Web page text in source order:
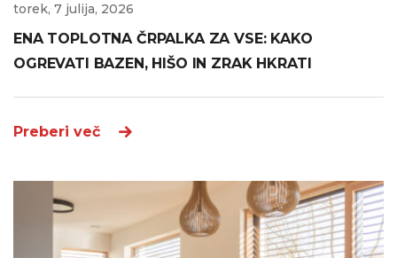
torek, 7 julija, 2026
ENA TOPLOTNA ČRPALKA ZA VSE: KAKO
OGREVATI BAZEN, HIŠO IN ZRAK HKRATI
Preberi več